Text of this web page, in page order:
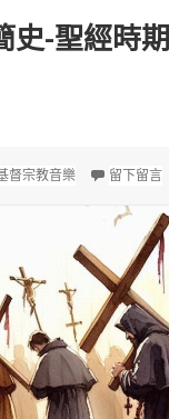
史-聖經時期
督宗教音樂 留下留言